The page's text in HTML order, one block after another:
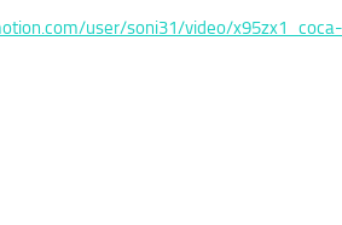
user/soni31/video/